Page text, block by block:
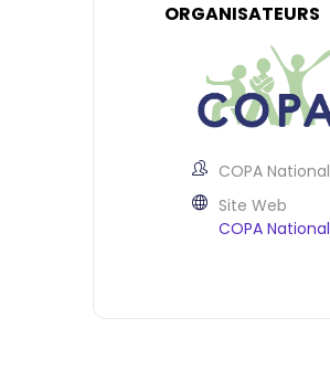
ORGANISATEURS
COPA National
Site Web
COPA National